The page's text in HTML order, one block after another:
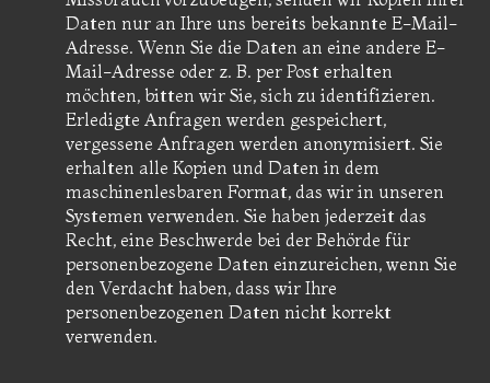
Daten nur an Ihre uns bereits bekannte E-Mail-
Adresse. Wenn Sie die Daten an eine andere E-
Mail-Adresse oder z. B. per Post erhalten
möchten, bitten wir Sie, sich zu identifizieren.
Erledigte Anfragen werden gespeichert,
vergessene Anfragen werden anonymisiert. Sie
erhalten alle Kopien und Daten in dem
maschinenlesbaren Format, das wir in unseren
Systemen verwenden. Sie haben jederzeit das
Recht, eine Beschwerde bei der Behörde für
personenbezogene Daten einzureichen, wenn Sie
den Verdacht haben, dass wir Ihre
personenbezogenen Daten nicht korrekt
verwenden.